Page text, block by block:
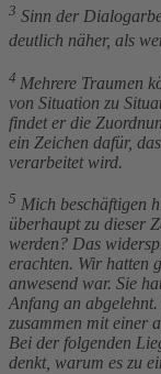
3 Sinn der
deutlich näher, als
4 Mehrere Traumen
von Situation zu
findet er die
ein Zeichen dafür,
verarbeitet wird.
5 Mich beschäftigen
überhaupt zu dieser
werden? Das
erachten. Wir hatten
anwesend war. Sie
Anfang an
zusammen mit einer
Bei der folgenden
denkt, warum es zu